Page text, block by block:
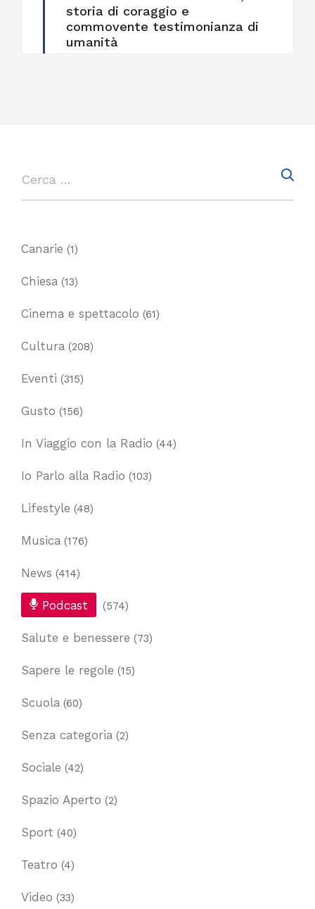
storia di coraggio e
commovente testimonianza di
umanità
Canarie (1)
Chiesa (13)
Cinema e spettacolo (61)
Cultura (208)
Eventi (315)
Gusto (156)
In Viaggio con la Radio (44)
Io Parlo alla Radio (103)
Lifestyle (48)
Musica (176)
News (414)
Podcast (574)
Salute e benessere (73)
Sapere le regole (15)
Scuola (60)
Senza categoria (2)
Sociale (42)
Spazio Aperto (2)
Sport (40)
Teatro (4)
Video (33)